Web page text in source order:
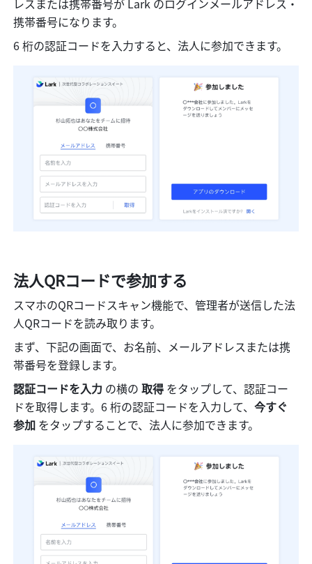
レスまたは携帯番号が Lark のログインメールアドレス・
携帯番号になります。
6 桁の認証コードを入力すると、法人に参加できます。
法人QRコードで参加する
スマホのQRコードスキャン機能で、管理者が送信した法
人QRコードを読み取ります。
まず、下記の画面で、お名前、メールアドレスまたは携
帯番号を登録します。
認証コードを入力 の横の 取得 をタップして、認証コー
ドを取得します。6 桁の認証コードを入力して、今すぐ
参加 をタップすることで、法人に参加できます。